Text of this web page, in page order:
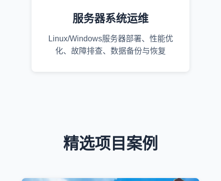
服务器系统运维
Linux/Windows服务器部署、性能优
化、故障排查、数据备份与恢复
精选项目案例